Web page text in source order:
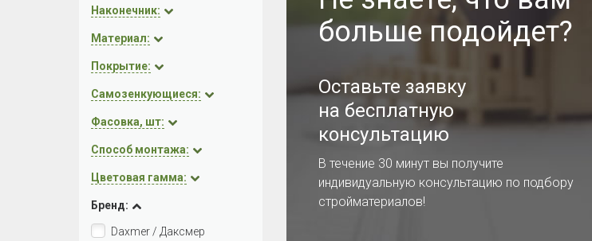
больше подойдет?
Оставьте заявку
на бесплатную
консультацию
В течение 30 минут вы получите
индивидуальную консультацию по подбору
стройматериалов!
Наконечник:
Материал:
Покрытие:
Самозенкующиеся:
Фасовка, шт:
Способ монтажа:
Цветовая гамма:
Бренд:
Daxmer / Даксмер